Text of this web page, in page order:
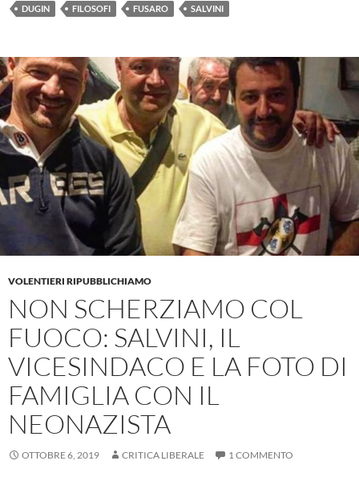
DUGIN FILOSOFI FUSARO SALVINI
VOLENTIERI RIPUBBLICHIAMO
NON SCHERZIAMO COL
FUOCO: SALVINI, IL
VICESINDACO E LA FOTO DI
FAMIGLIA CON IL
NEONAZISTA
OTTOBRE 6, 2019 CRITICA LIBERALE 1 COMMENTO